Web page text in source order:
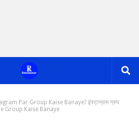
Par Group Kaise Banaye? इंस्टाग्राम ग्रुप
Group Kaise Banaye